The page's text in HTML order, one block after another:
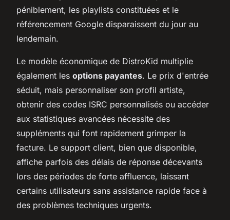
péniblement, les playlists constituées et le
référencement Google disparaissent du jour au
lendemain.
Le modèle économique de DistroKid multiplie
également les options payantes. Le prix d'entrée
séduit, mais personnaliser son profil artiste,
obtenir des codes ISRC personnalisés ou accéder
aux statistiques avancées nécessite des
suppléments qui font rapidement grimper la
facture. Le support client, bien que disponible,
affiche parfois des délais de réponse décevants
lors des périodes de forte affluence, laissant
certains utilisateurs sans assistance rapide face à
des problèmes techniques urgents.